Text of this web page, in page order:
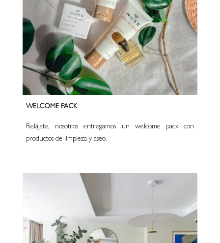
WELCOME PACK
Relájate, nosotros entregamos un welcome pack con
productos de limpieza y aseo.